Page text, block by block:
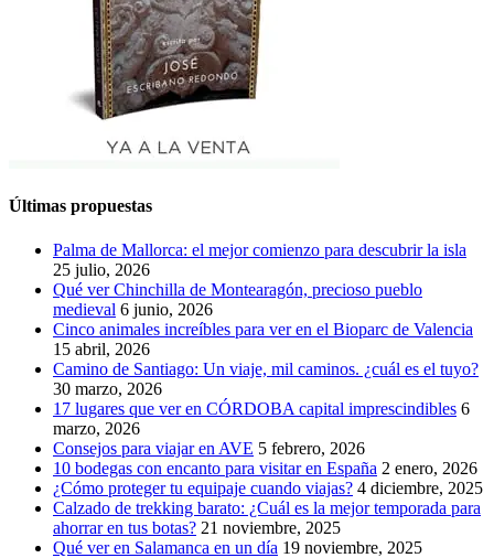
Últimas propuestas
Palma de Mallorca: el mejor comienzo para descubrir la isla
25 julio, 2026
Qué ver Chinchilla de Montearagón, precioso pueblo
medieval 6 junio, 2026
Cinco animales increíbles para ver en el Bioparc de Valencia
15 abril, 2026
Camino de Santiago: Un viaje, mil caminos. ¿cuál es el tuyo?
30 marzo, 2026
17 lugares que ver en CÓRDOBA capital imprescindibles 6
marzo, 2026
Consejos para viajar en AVE 5 febrero, 2026
10 bodegas con encanto para visitar en España 2 enero, 2026
¿Cómo proteger tu equipaje cuando viajas? 4 diciembre, 2025
Calzado de trekking barato: ¿Cuál es la mejor temporada para
ahorrar en tus botas? 21 noviembre, 2025
Qué ver en Salamanca en un día 19 noviembre, 2025